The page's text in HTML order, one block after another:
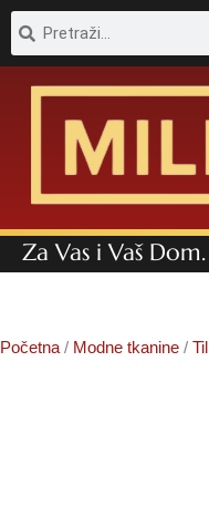
Pretraga
Za Vas i Vaš Dom.
Početna / Modne tkanine / Til